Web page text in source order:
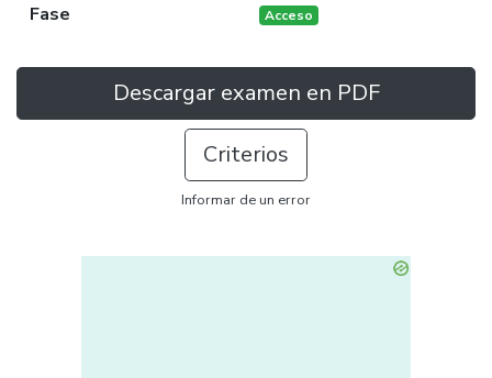
Fase Acceso
Descargar examen en PDF
Criterios
Informar de un error